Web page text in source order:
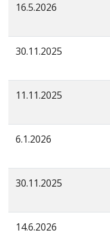
16.5.2026
30.11.2025
11.11.2025
6.1.2026
30.11.2025
14.6.2026